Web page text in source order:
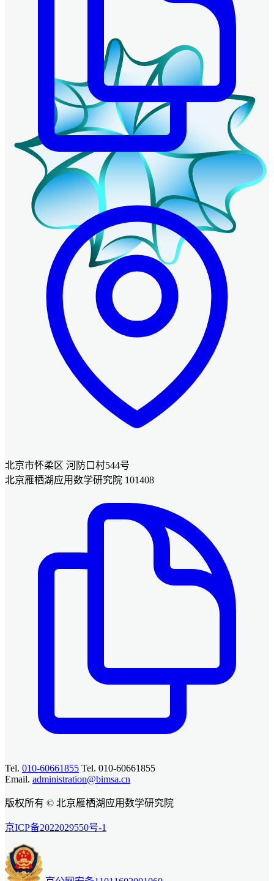
北京市怀柔区 河防口村544号
北京雁栖湖应用数学研究院 101408
Tel. 010-60661855 Tel. 010-60661855
Email. administration@bimsa.cn
版权所有 © 北京雁栖湖应用数学研究院
京ICP备2022029550号-1